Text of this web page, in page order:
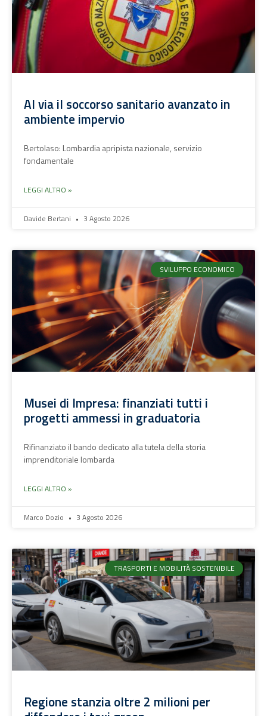
Al via il soccorso sanitario avanzato in
ambiente impervio
Bertolaso: Lombardia apripista nazionale, servizio
fondamentale
LEGGI ALTRO »
Davide Bertani 3 Agosto 2026
SVILUPPO ECONOMICO
Musei di Impresa: finanziati tutti i
progetti ammessi in graduatoria
Rifinanziato il bando dedicato alla tutela della storia
imprenditoriale lombarda
LEGGI ALTRO »
Marco Dozio 3 Agosto 2026
TRASPORTI E MOBILITÀ SOSTENIBILE
Regione stanzia oltre 2 milioni per